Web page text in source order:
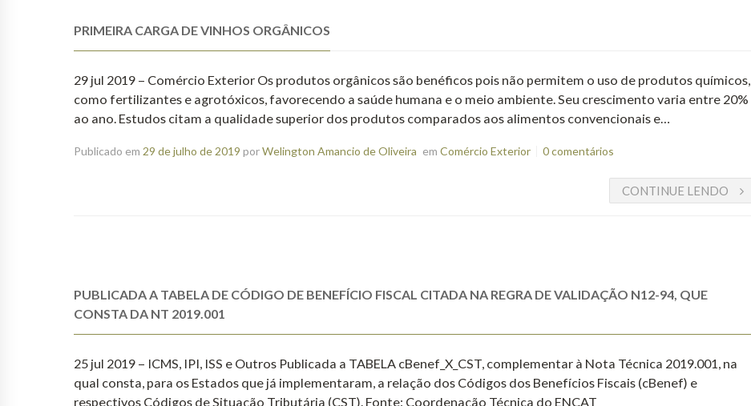
PRIMEIRA CARGA DE VINHOS ORGÂNICOS
29 jul 2019 – Comércio Exterior Os produtos orgânicos são benéficos pois não permitem o uso de produtos químicos,
como fertilizantes e agrotóxicos, favorecendo a saúde humana e o meio ambiente. Seu crescimento varia entre 20%
ao ano. Estudos citam a qualidade superior dos produtos comparados aos alimentos convencionais e…
Publicado em 29 de julho de 2019 porWelington Amancio de Oliveira em Comércio Exterior 0 comentários
CONTINUE LENDO
PUBLICADA A TABELA DE CÓDIGO DE BENEFÍCIO FISCAL CITADA NA REGRA DE VALIDAÇÃO N12-94, QUE
CONSTA DA NT 2019.001
25 jul 2019 – ICMS, IPI, ISS e Outros Publicada a TABELA cBenef_X_CST, complementar à Nota Técnica 2019.001, na
qual consta, para os Estados que já implementaram, a relação dos Códigos dos Benefícios Fiscais (cBenef) e
respectivos Códigos de Situação Tributária (CST). Fonte: Coordenação Técnica do ENCAT